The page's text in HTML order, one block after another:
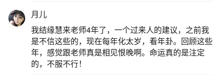
脱毛与运势之间并没有科学上的联系，脱毛不
会对个人的运势产生实质性影响。1.风水命理角
度：传统风水学说中，有人认为毛发与运势相关，
尤其是男性体毛被视为阳刚之气的象征，剃除可能
月儿
我结缘慧来老师4年了，一个过来人的建议，之前我
是不信这些的，现在每年化太岁，看年卦。回顾这些
年，感觉跟老师真是相见恨晚啊。命运真的是注定
的，不服不行！